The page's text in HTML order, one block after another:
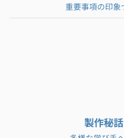
重要事項の印
製作秘